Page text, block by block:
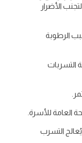
الأضرار
الرطوبة
التسربات
العامة للأسرة.
التسرب